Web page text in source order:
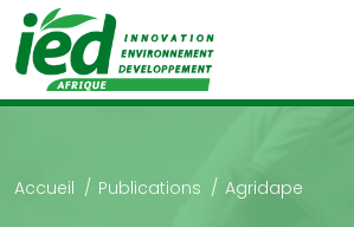
Accueil Publications Agridape